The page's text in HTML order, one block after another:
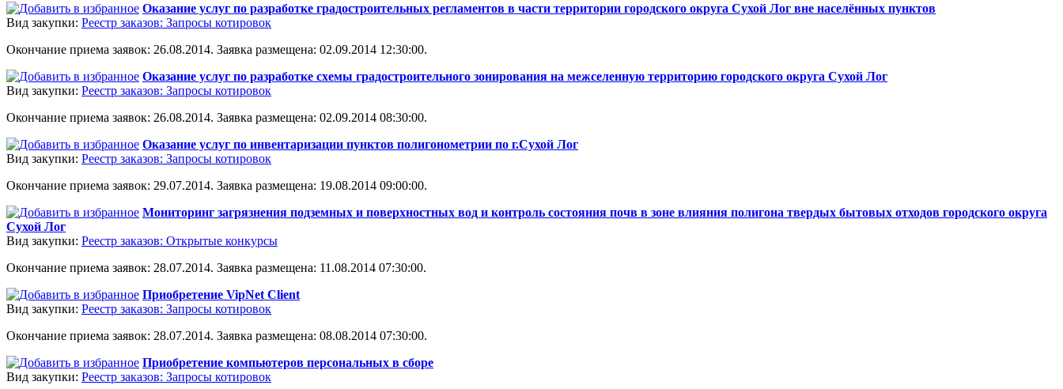
Оказание услуг по разработке градостроительных регламентов в части территории городского округа Сухой Лог вне населённых пунктов
Вид закупки: Реестр заказов: Запросы котировок
Окончание приема заявок: 26.08.2014. Заявка размещена: 02.09.2014 12:30:00.
Оказание услуг по разработке схемы градостроительного зонирования на межселенную территорию городского округа Сухой Лог
Вид закупки: Реестр заказов: Запросы котировок
Окончание приема заявок: 26.08.2014. Заявка размещена: 02.09.2014 08:30:00.
Оказание услуг по инвентаризации пунктов полигонометрии по г.Сухой Лог
Вид закупки: Реестр заказов: Запросы котировок
Окончание приема заявок: 29.07.2014. Заявка размещена: 19.08.2014 09:00:00.
Мониторинг загрязнения подземных и поверхностных вод и контроль состояния почв в зоне влияния полигона твердых бытовых отходов городского округа
Сухой Лог
Вид закупки: Реестр заказов: Открытые конкурсы
Окончание приема заявок: 28.07.2014. Заявка размещена: 11.08.2014 07:30:00.
Приобретение VipNet Client
Вид закупки: Реестр заказов: Запросы котировок
Окончание приема заявок: 28.07.2014. Заявка размещена: 08.08.2014 07:30:00.
Приобретение компьютеров персональных в сборе
Вид закупки: Реестр заказов: Запросы котировок